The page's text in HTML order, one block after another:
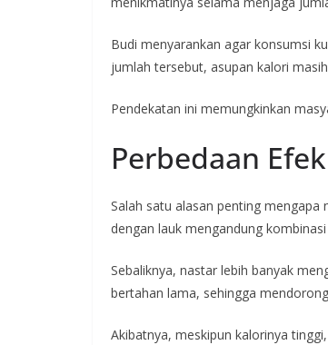
Budi menyarankan agar konsumsi
jumlah tersebut, asupan kalori
Pendekatan ini memungkinkan
Perbedaan
Salah satu alasan penting mengapa
dengan lauk mengandung
Sebaliknya, nastar lebih banyak
bertahan lama, sehingga
Akibatnya, meskipun kalorinya